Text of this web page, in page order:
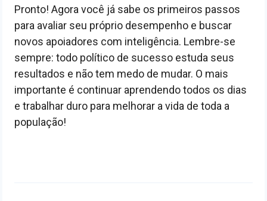
Pronto! Agora você já sabe os primeiros passos
para avaliar seu próprio desempenho e buscar
novos apoiadores com inteligência. Lembre-se
sempre: todo político de sucesso estuda seus
resultados e não tem medo de mudar. O mais
importante é continuar aprendendo todos os dias
e trabalhar duro para melhorar a vida de toda a
população!